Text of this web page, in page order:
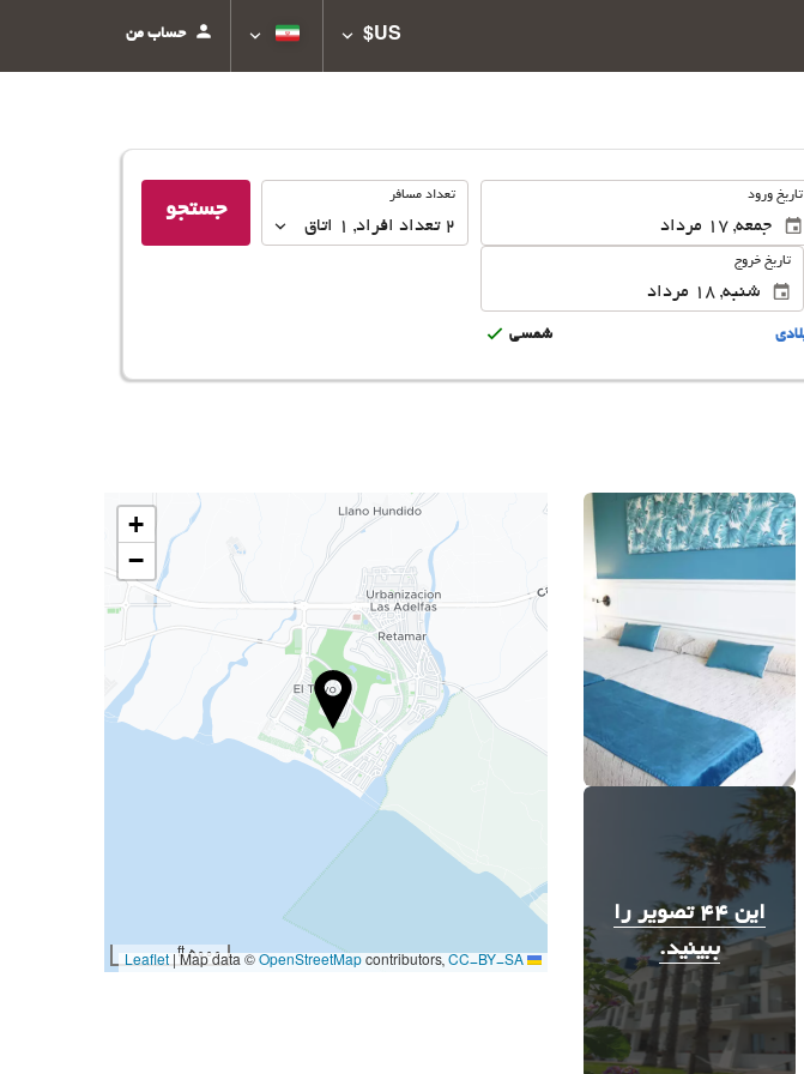
US$ حساب من
تاریخ ورود
تاریخ خروج
شمسى
تعداد
تعداد مسافر
2 تعداد افراد ,
1 اتاق
جستجو
این 44 تصویر را
ببینید.
این 44 تصویر را ببینید.
+
−
5000 ft
|Map data © OpenStreetMap contributors, CC-BY-SA